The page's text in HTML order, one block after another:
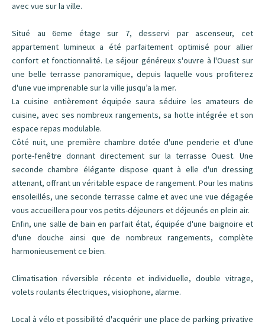
avec vue sur la ville.
Situé au 6eme étage sur 7, desservi par ascenseur, cet
appartement lumineux a été parfaitement optimisé pour allier
confort et fonctionnalité. Le séjour généreux s'ouvre à l'Ouest sur
une belle terrasse panoramique, depuis laquelle vous profiterez
d'une vue imprenable sur la ville jusqu’a la mer.
La cuisine entièrement équipée saura séduire les amateurs de
cuisine, avec ses nombreux rangements, sa hotte intégrée et son
espace repas modulable.
Côté nuit, une première chambre dotée d'une penderie et d'une
porte-fenêtre donnant directement sur la terrasse Ouest. Une
seconde chambre élégante dispose quant à elle d'un dressing
attenant, offrant un véritable espace de rangement. Pour les matins
ensoleillés, une seconde terrasse calme et avec une vue dégagée
vous accueillera pour vos petits-déjeuners et déjeunés en plein air.
Enfin, une salle de bain en parfait état, équipée d'une baignoire et
d'une douche ainsi que de nombreux rangements, complète
harmonieusement ce bien.
Climatisation réversible récente et individuelle, double vitrage,
volets roulants électriques, visiophone, alarme.
Local à vélo et possibilité d'acquérir une place de parking privative